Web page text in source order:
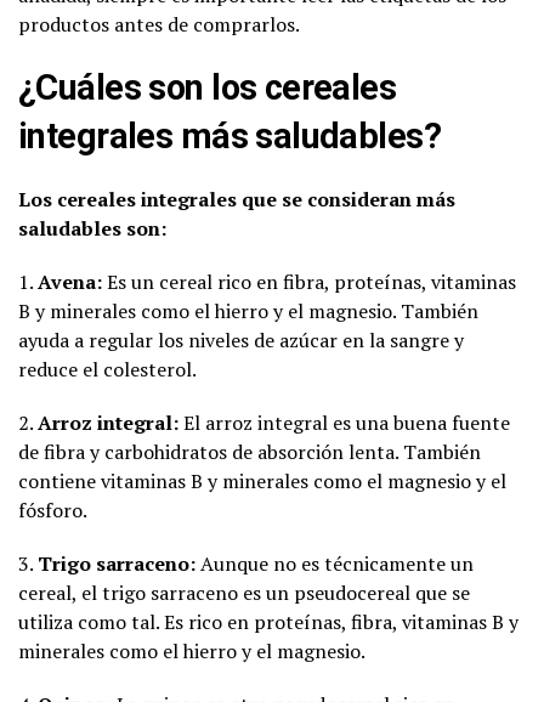
productos antes de comprarlos.
¿Cuáles son los cereales
integrales más saludables?
Los cereales integrales que se consideran más
saludables son:
1.Avena:Es un cereal rico en fibra, proteínas, vitaminas
B y minerales como el hierro y el magnesio. También
ayuda a regular los niveles de azúcar en la sangre y
reduce el colesterol.
2.Arroz integral:El arroz integral es una buena fuente
de fibra y carbohidratos de absorción lenta. También
contiene vitaminas B y minerales como el magnesio y el
fósforo.
3. Trigo sarraceno:Aunque no es técnicamente un
cereal, el trigo sarraceno es un pseudocereal que se
utiliza como tal. Es rico en proteínas, fibra, vitaminas B y
minerales como el hierro y el magnesio.